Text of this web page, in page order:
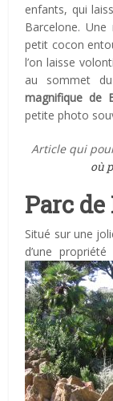
enfants, qui
Barcelone.
petit cocon
l’on laisse
au sommet
magnifique de
petite photo
Article qui
où
Parc
Situé sur une
d’une